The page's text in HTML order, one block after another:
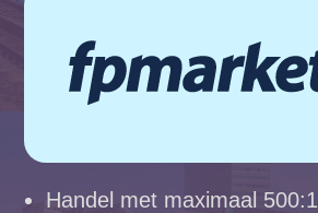
Handel met maximaal 500:1